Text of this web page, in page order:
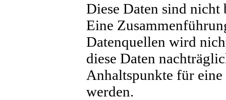
Diese Daten sind nicht
Eine
Datenquellen wird
diese Daten
Anhaltspunkte für
werden.